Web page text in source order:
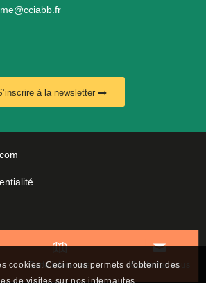
Carte interactive Contactez-nous
à la newsletter
cookies. Ceci nous permets d'obtenir des
de visites sur nos internautes.